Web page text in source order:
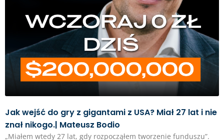
Jak wejść do gry z gigantami z USA? Miał 27 lat i nie
znał nikogo.| Mateusz Bodio
„Miałem wtedy 27 lat, gdy rozpocząłem tworzenie funduszu”.